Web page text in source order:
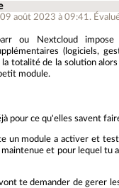
09 août 2023 à 09:41 .
ou Nextcloud impose
(logiciels,
totalité de la solution alors
module.
pour ce qu'elles savent
un module a activer et
maintenue et pour lequel tu
te demander de gerer